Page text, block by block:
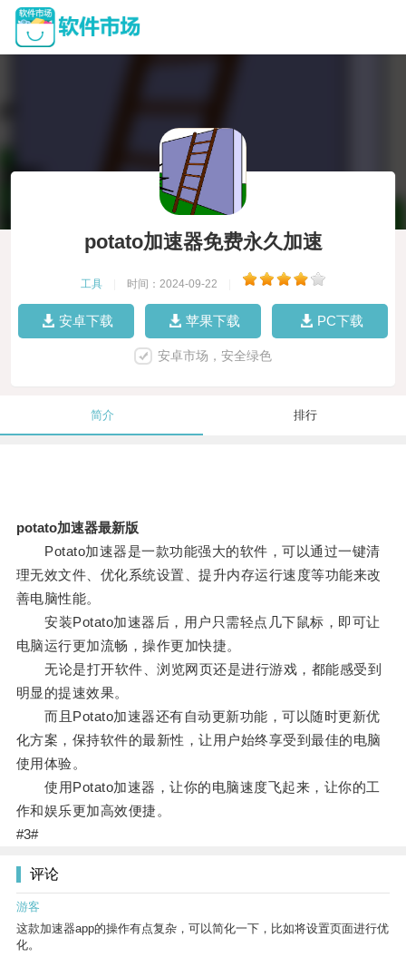
potato加速器免费永久加速
工具 时间：2024-09-22
安卓下载 苹果下载 PC下载
安卓市场，安全绿色
简介 排行
potato加速器最新版
Potato加速器是一款功能强大的软件，可以通过一键清
理无效文件、优化系统设置、提升内存运行速度等功能来改
善电脑性能。
安装Potato加速器后，用户只需轻点几下鼠标，即可让
电脑运行更加流畅，操作更加快捷。
无论是打开软件、浏览网页还是进行游戏，都能感受到
明显的提速效果。
而且Potato加速器还有自动更新功能，可以随时更新优
化方案，保持软件的最新性，让用户始终享受到最佳的电脑
使用体验。
使用Potato加速器，让你的电脑速度飞起来，让你的工
作和娱乐更加高效便捷。
#3#
评论
游客
这款加速器app的操作有点复杂，可以简化一下，比如将设置页面进行优
化。